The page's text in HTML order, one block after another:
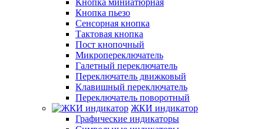
Кнопка миниатюрная
Кнопка пьезо
Сенсорная кнопка
Тактовая кнопка
Пост кнопочный
Микропереключатель
Галетный переключатель
Переключатель движковый
Клавишный переключатель
Переключатель поворотный
ЖКИ индикатор
Графические индикаторы